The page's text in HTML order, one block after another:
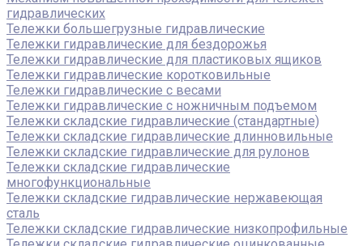
гидравлических
Тележки большегрузные гидравлические
Тележки гидравлические для бездорожья
Тележки гидравлические для пластиковых ящиков
Тележки гидравлические коротковильные
Тележки гидравлические с весами
Тележки гидравлические с ножничным подъемом
Тележки складские гидравлические (стандартные)
Тележки складские гидравлические длинновильные
Тележки складские гидравлические для рулонов
Тележки складские гидравлические
многофункциональные
Тележки складские гидравлические нержавеющая
сталь
Тележки складские гидравлические низкопрофильные